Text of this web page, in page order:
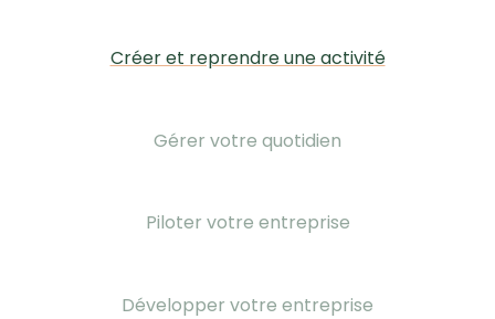
Créer et reprendre une activité
Gérer votre quotidien
Piloter votre entreprise
Développer votre entreprise